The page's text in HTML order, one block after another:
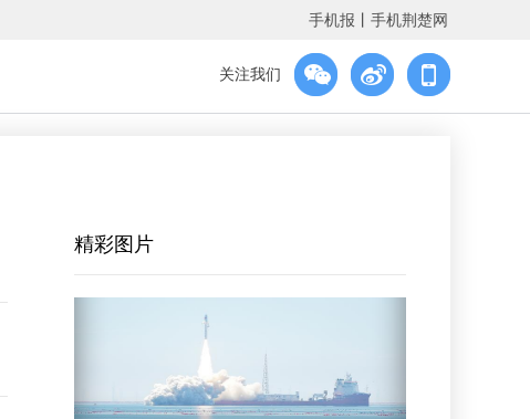
手机报 手机荆楚网
关注我们
精彩图片